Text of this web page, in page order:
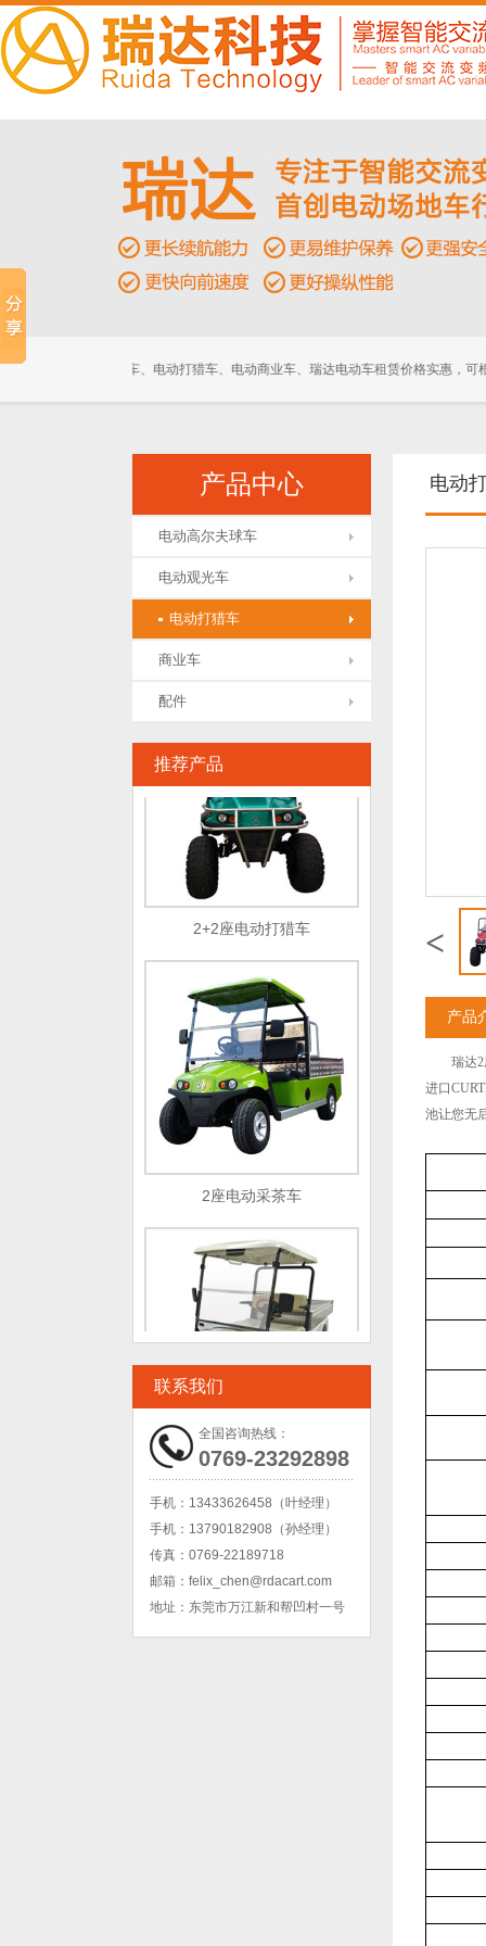
逻车、景区巡逻车、电动打猎车、电动商业车、瑞达电动车租赁价格实惠，可根
产品中心
电动高尔夫球车
电动观光车
电动打猎车
商业车
配件
推荐产品
6座高尔夫球车
15座电动观光车
2+2座电动打猎车
2座电动采茶车
电动平板车
联系我们
全国咨询热线：
0769-23292898
手机： 13433626458（叶经理）
手机： 13790182908（孙经理）
传真： 0769-22189718
邮箱： felix_chen@rdacart.com
地址： 东莞市万江新和帮凹村一号
电动
<
产品
瑞达2
进口
池让您无